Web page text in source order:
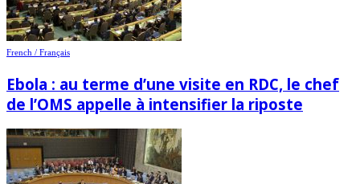
French / Français
Ebola : au terme d’une visite en RDC, le chef
de l’OMS appelle à intensifier la riposte